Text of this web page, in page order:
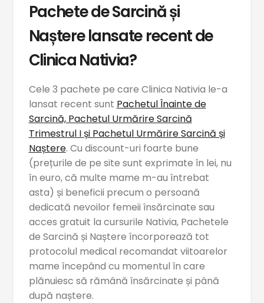
Pachete de Sarcină și
Naștere lansate recent de
Clinica Nativia?
Cele 3 pachete pe care Clinica Nativia le-a
lansat recent sunt Pachetul Înainte de
Sarcină, Pachetul Urmărire Sarcină
Trimestrul I și Pachetul Urmărire Sarcină și
Naștere. Cu discount-uri foarte bune
(prețurile de pe site sunt exprimate în lei, nu
în euro, că multe mame m-au întrebat
asta) și beneficii precum o persoană
dedicată nevoilor femeii însărcinate sau
acces gratuit la cursurile Nativia, Pachetele
de Sarcină și Naștere încorporează tot
protocolul medical recomandat viitoarelor
mame începând cu momentul în care
plănuiesc să rămână însărcinate și până
după naștere.